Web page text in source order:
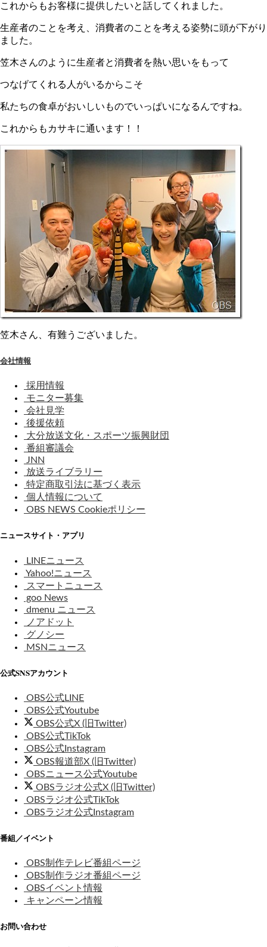
これからもお客様に提供したいと話してくれました。
生産者のことを考え、消費者のことを考える姿勢に頭が下がり
ました。
笠木さんのように生産者と消費者を熱い思いをもって
つなげてくれる人がいるからこそ
私たちの食卓がおいしいものでいっぱいになるんですね。
これからもカサキに通います！！
笠木さん、有難うございました。
会社情報
採用情報
モニター募集
会社見学
後援依頼
大分放送文化・スポーツ振興財団
番組審議会
JNN
放送ライブラリー
特定商取引法に基づく表示
個人情報について
OBS NEWS Cookieポリシー
ニュースサイト・アプリ
LINEニュース
Yahoo!ニュース
スマートニュース
goo News
dmenu ニュース
ノアドット
グノシー
MSNニュース
公式SNSアカウント
OBS公式LINE
OBS公式Youtube
OBS公式X (旧Twitter)
OBS公式TikTok
OBS公式Instagram
OBS報道部X (旧Twitter)
OBSニュース公式Youtube
OBSラジオ公式X (旧Twitter)
OBSラジオ公式TikTok
OBSラジオ公式Instagram
番組／イベント
OBS制作テレビ番組ページ
OBS制作ラジオ番組ページ
OBSイベント情報
キャンペーン情報
お問い合わせ